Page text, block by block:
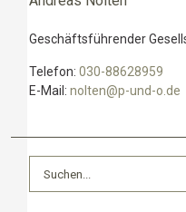
Geschäftsführender
Telefon: 030-88628959
E-Mail: nolten@p-und-o.de
nach: